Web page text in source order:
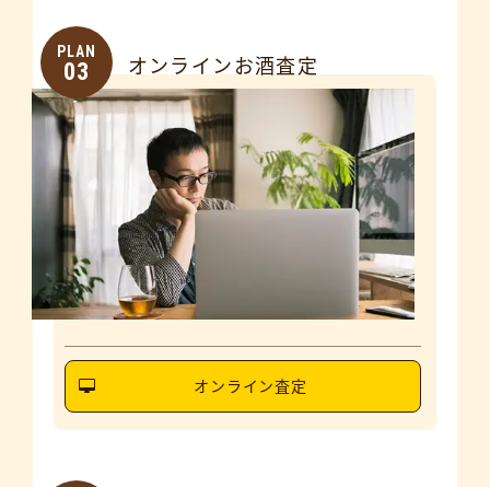
PLAN
03 オンラインお酒査定
オンライン査定